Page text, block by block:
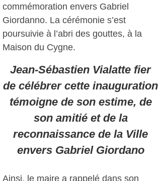
commémoration envers Gabriel
Giordanno. La cérémonie s’est
poursuivie à l’abri des gouttes, à la
Maison du Cygne.
Jean-Sébastien Vialatte fier
de célébrer cette inauguration
témoigne de son estime, de
son amitié et de la
reconnaissance de la Ville
envers Gabriel Giordano
Ainsi, le maire a rappelé dans son